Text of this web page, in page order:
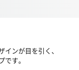
ンが目を引く、
す。